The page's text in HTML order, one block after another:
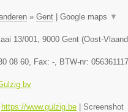
» Gent Google maps ▼
13/001 9000 Gent (Oost-
08 60 , Fax: - , BTW-nr:
bv
https://www.gulzig.be Screenshot